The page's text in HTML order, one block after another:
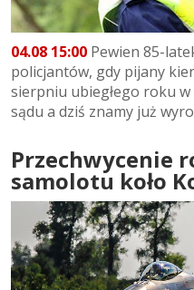
04.08 15:00 Pewien 85-
policjantów, gdy pijany
sierpniu ubiegłego roku w
sądu a dziś znamy już
Przechwycenie
samolotu koło